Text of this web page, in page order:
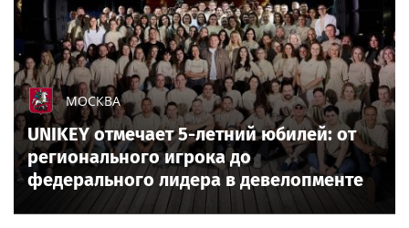
МОСКВА
UNIKEY отмечает 5-летний юбилей: от
регионального игрока до
федерального лидера в девелопменте